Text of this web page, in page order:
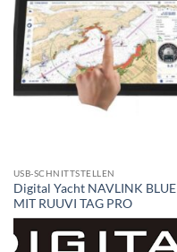
USB-SCHNITTSTELLEN
Digital Yacht NAVLINK BLUE
MIT RUUVI TAG PRO